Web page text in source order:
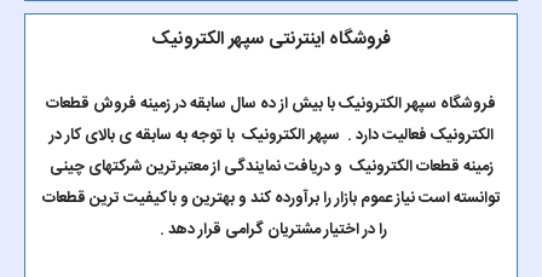
فروشگاه اینترنتی سپهر الکترونیک
فروشگاه سپهر الکترونیک با بیش از ده سال سابقه در زمینه فروش قطعات
الکترونیک فعالیت دارد . سپهر الکترونیک با توجه به سابقه ی بالای کار در
زمینه قطعات الکترونیک و دریافت نمایندگی از معتبرترین شرکتهای چینی
توانسته است نیاز عموم بازار را برآورده کند و بهترین و باکیفیت ترین قطعات
را در اختیار مشتریان گرامی قرار دهد .